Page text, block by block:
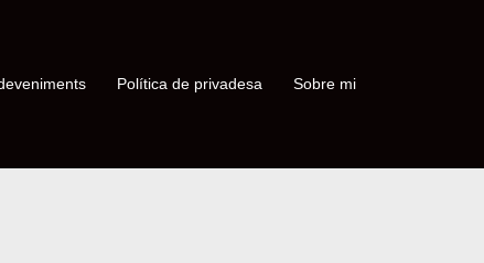
Política de privadesa Sobre mi